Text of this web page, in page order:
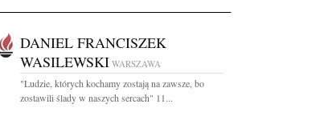
DANIEL FRANCISZEK
WASILEWSKI WARSZAWA
"Ludzie, których kochamy zostają na zawsze, bo
zostawili ślady w naszych sercach" 11...